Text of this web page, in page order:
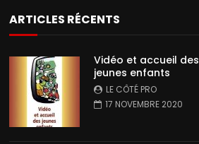
ARTICLES RÉCENTS
Vidéo et accueil des
jeunes enfants
LE CÔTÉ PRO
17 NOVEMBRE 2020